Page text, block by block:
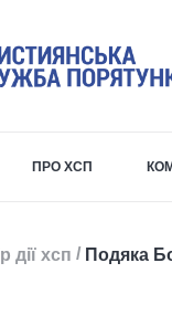
ПРО ХСП
дії хсп / Подяка